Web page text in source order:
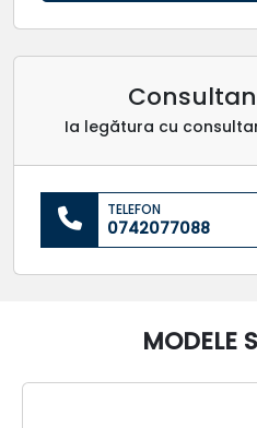
Ia legătura cu
TELEFON
0742077088
MODELE